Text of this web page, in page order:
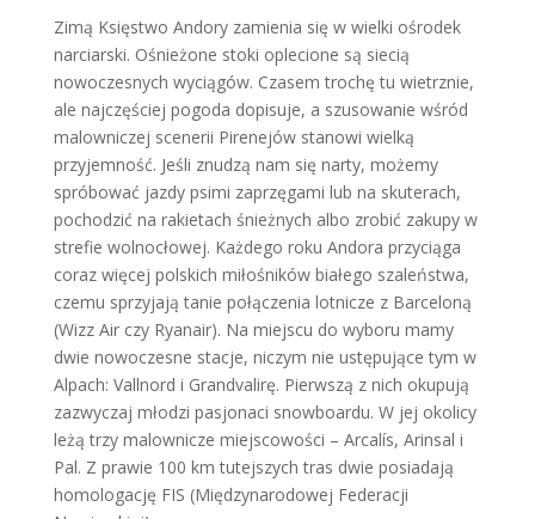
Zimą Księstwo Andory zamienia się w wielki ośrodek
narciarski. Ośnieżone stoki oplecione są siecią
nowoczesnych wyciągów. Czasem trochę tu wietrznie,
ale najczęściej pogoda dopisuje, a szusowanie wśród
malowniczej scenerii Pirenejów stanowi wielką
przyjemność. Jeśli znudzą nam się narty, możemy
spróbować jazdy psimi zaprzęgami lub na skuterach,
pochodzić na rakietach śnieżnych albo zrobić zakupy w
strefie wolnocłowej. Każdego roku Andora przyciąga
coraz więcej polskich miłośników białego szaleństwa,
czemu sprzyjają tanie połączenia lotnicze z Barceloną
(Wizz Air czy Ryanair). Na miejscu do wyboru mamy
dwie nowoczesne stacje, niczym nie ustępujące tym w
Alpach: Vallnord i Grandvalirę. Pierwszą z nich okupują
zazwyczaj młodzi pasjonaci snowboardu. W jej okolicy
leżą trzy malownicze miejscowości – Arcalís, Arinsal i
Pal. Z prawie 100 km tutejszych tras dwie posiadają
homologację FIS (Międzynarodowej Federacji